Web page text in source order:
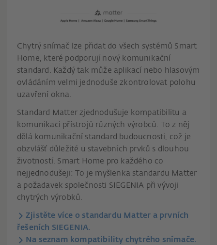
Chytrý snímač lze přidat do všech systémů Smart
Home, které podporují nový komunikační
standard. Každý tak může aplikací nebo hlasovým
ovládáním velmi jednoduše zkontrolovat polohu
uzavření okna.
Standard Matter zjednodušuje kompatibilitu a
komunikaci přístrojů různých výrobců. To z něj
dělá komunikační standard budoucnosti, což je
obzvlášť důležité u stavebních prvků s dlouhou
životností. Smart Home pro každého co
nejjednodušeji: To je myšlenka standardu Matter
a požadavek společnosti SIEGENIA při vývoji
chytrých výrobků.
Zjistěte více o standardu Matter a prvních
řešeních SIEGENIA.
Na seznam kompatibility chytrého snímače.